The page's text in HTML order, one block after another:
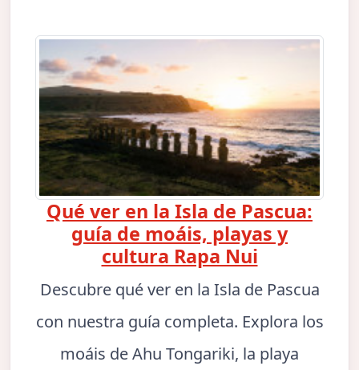
Qué ver en la Isla de Pascua:
guía de moáis, playas y
cultura Rapa Nui
Descubre qué ver en la Isla de Pascua
con nuestra guía completa. Explora los
moáis de Ahu Tongariki, la playa